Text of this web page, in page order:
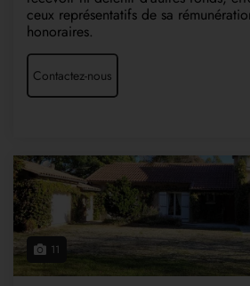
ceux représentatifs de sa
honoraires.
Contactez-nous
11